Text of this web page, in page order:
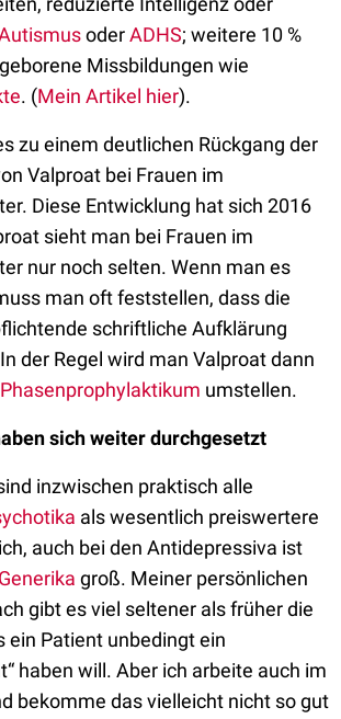
oderADHS; weitere 10 %
Missbildungen wie
. (Mein Artikel hier).
zu einem deutlichen Rückgang der
Valproat bei Frauen im
Diese Entwicklung hat sich 2016
sieht man bei Frauen im
nur noch selten. Wenn man es
man oft feststellen, dass die
schriftliche Aufklärung
der Regel wird man Valproat dann
Phasenprophylaktikum umstellen.
sich weiter durchgesetzt
inzwischen praktisch alle
als wesentlich preiswertere
auch bei den Antidepressiva ist
Generika groß. Meiner persönlichen
gibt es viel seltener als früher die
ein Patient unbedingt ein
haben will. Aber ich arbeite auch im
bekomme das vielleicht nicht so gut